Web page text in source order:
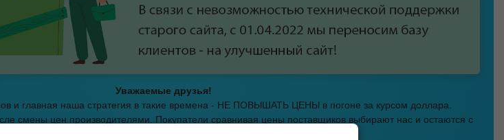
Уважаемые друзья!
и главная наша стратегия в такие времена - НЕ ПОВЫШАТЬ ЦЕНЫ в погоне за курсом доллара.
смены цен производителями. Покупатели сравнивая цены поставщиков выбирают нас и остаются с